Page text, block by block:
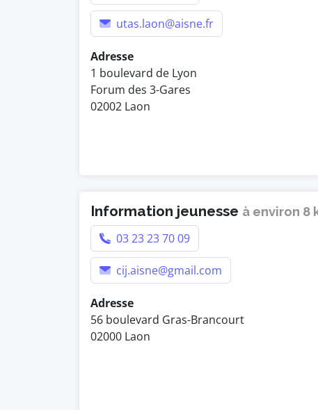
utas.laon@aisne.fr
Adresse
1 boulevard de Lyon
Forum des 3-Gares
02002 Laon
Information jeunesse à environ 8
03 23 23 70 09
cij.aisne@gmail.com
Adresse
56 boulevard Gras-Brancourt
02000 Laon